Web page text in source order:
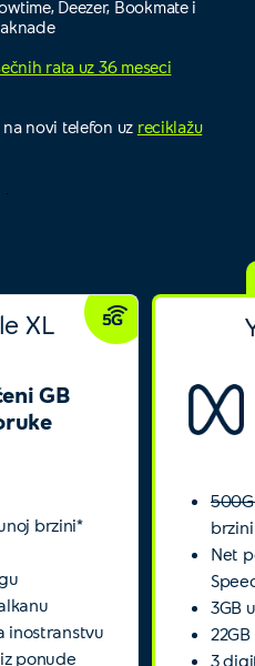
Deezer, Bookmate i
rata uz 36 meseci
novi telefon uz reciklažu
XL
GB
brzini*
inostranstvu
ponude
Net
3GB
3